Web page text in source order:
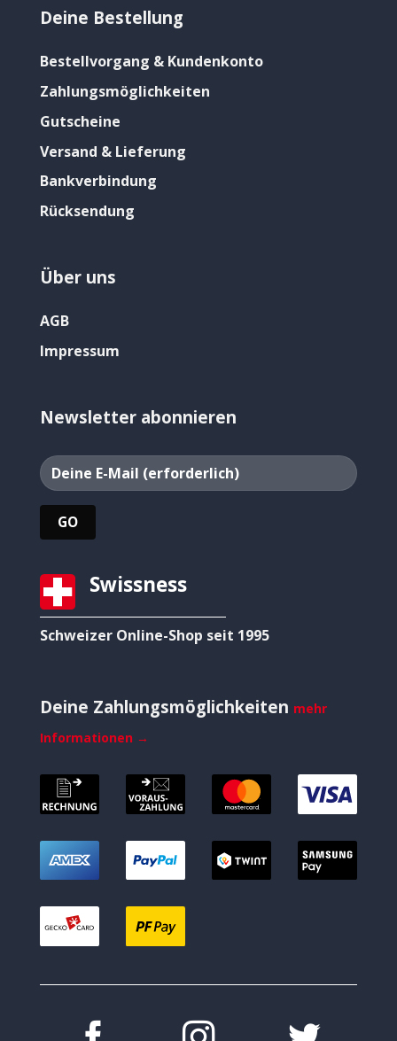
Deine Bestellung
Bestellvorgang & Kundenkonto
Zahlungsmöglichkeiten
Gutscheine
Versand & Lieferung
Bankverbindung
Rücksendung
Über uns
AGB
Impressum
Newsletter abonnieren
Swissness
Schweizer Online-Shop seit 1995
Deine Zahlungsmöglichkeiten mehr
Informationen →